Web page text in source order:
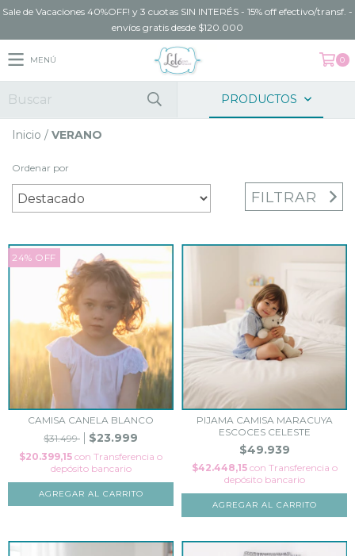
Sale de Vacaciones 40%OFF! y 3 cuotas SIN INTERÉS - 15% off efectivo/transf. -
envíos gratis desde $120.000
MENÚ 0
PRODUCTOS
Inicio / VERANO
Ordenar por
FILTRAR
24% OFF
CAMISA CANELA BLANCO
$31.499
$23.999
$20.399,15 con Transferencia o
depósito bancario
AGREGAR AL CARRITO
PIJAMA CAMISA MARACUYA
ESCOCES CELESTE
$49.939
$42.448,15 con Transferencia o
depósito bancario
AGREGAR AL CARRITO